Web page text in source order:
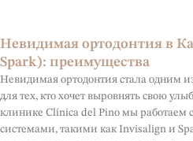
Невидимая ортодонтия в
Spark): преимущества
Невидимая ортодонтия стала одним
для тех, кто хочет выровнять свою
клинике Clínica del Pino мы
системами, такими как Invisalign и